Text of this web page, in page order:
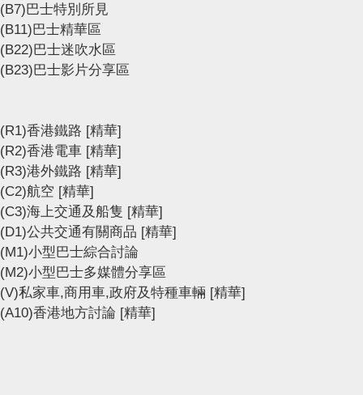
(B7)巴士特別所見
(B11)巴士精華區
(B22)巴士迷吹水區
(B23)巴士影片分享區
(R1)香港鐵路 [精華]
(R2)香港電車 [精華]
(R3)港外鐵路 [精華]
(C2)航空 [精華]
(C3)海上交通及船隻 [精華]
(D1)公共交通有關商品 [精華]
(M1)小型巴士綜合討論
(M2)小型巴士多媒體分享區
(V)私家車,商用車,政府及特種車輛 [精華]
(A10)香港地方討論 [精華]